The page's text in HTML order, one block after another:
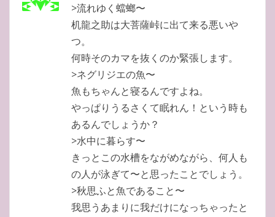
>流れゆく蟷螂〜
机龍之助は大菩薩峠に出て来る悪いや
つ。
何時そのカマを抜くのか緊張します。
>ネグリジエの魚〜
魚もちゃんと寝るんですよね。
やっぱりうるさくて眠れん！という時も
あるんでしょうか？
>水中に暮らす〜
きっとこの水槽をながめながら、何人も
の人が泳ぎて〜と思ったことでしょう。
>秋思ふと魚であること〜
我思うあまりに我だけになっちゃったと